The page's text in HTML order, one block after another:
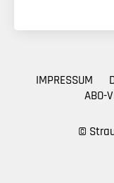
©
IMPRESSUM
ABO-